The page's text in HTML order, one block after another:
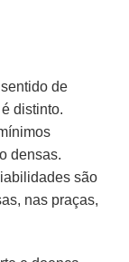
de
é distinto.
densas.
são
nas praças,